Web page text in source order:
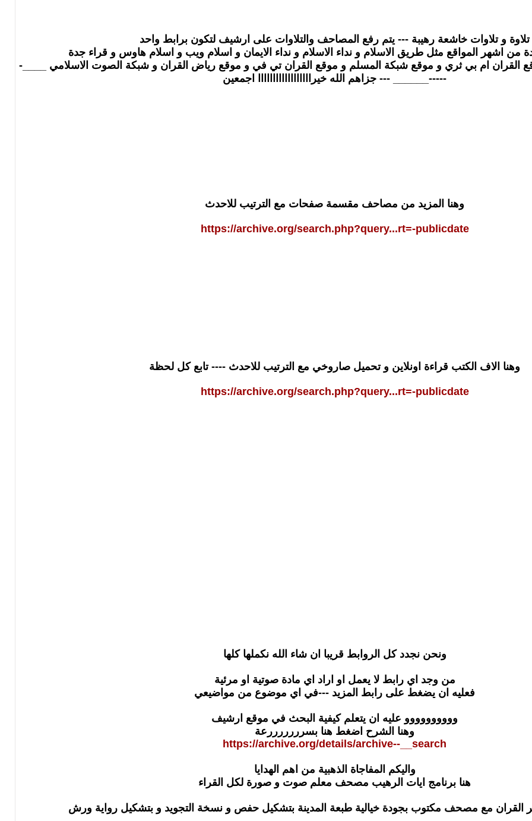
تلاوة و تلاوات خاشعة رهيبة --- يتم رفع المصاحف والتلاوات على ارشيف لتكون برابط واحد
من اشهر المواقع مثل طريق الاسلام و نداء الاسلام و نداء الايمان و اسلام ويب و اسلام هاوس و قراء جدة
القران ام بي ثري و موقع شبكة المسلم و موقع القران تي في و موقع رياض القران و شبكة الصوت الاسلامي ____-
-----______ --- جزاهم الله خيراااااااااااااااااا اجمعين
وهنا المزيد من مصاحف مقسمة صفحات مع الترتيب للاحدث
https://archive.org/search.php?query...rt=-publicdate
وهنا الاف الكتب قراءة اونلاين و تحميل صاروخي مع الترتيب للاحدث ---- تابع كل لحظة
https://archive.org/search.php?query...rt=-publicdate
ونحن نجدد كل الروابط قريبا ان شاء الله نكملها كلها
من وجد اي رابط لا يعمل او اراد اي مادة صوتية او مرئية
فعليه ان يضغط على رابط المزيد ---في اي موضوع من مواضيعي
وووووووووو عليه ان يتعلم كيفية البحث في موقع ارشيف
وهنا الشرح اضغط هنا بسرررررررعة
https://archive.org/details/archive--__search
واليكم المفاجاة الذهبية من اهم الهدايا
هنا برنامج ايات الرهيب مصحف معلم صوت و صورة لكل القراء
القران مع مصحف مكتوب بجودة خيالية طبعة المدينة بتشكيل حفص و نسخة التجويد و بتشكيل رواية ورش